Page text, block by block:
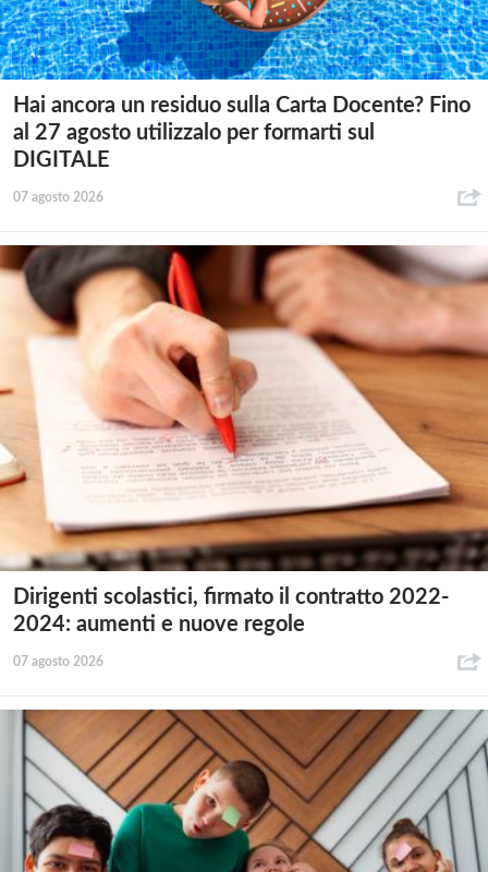
Hai ancora un residuo sulla Carta Docente? Fino
al 27 agosto utilizzalo per formarti sul
DIGITALE
07 agosto 2026
Dirigenti scolastici, firmato il contratto 2022-
2024: aumenti e nuove regole
07 agosto 2026